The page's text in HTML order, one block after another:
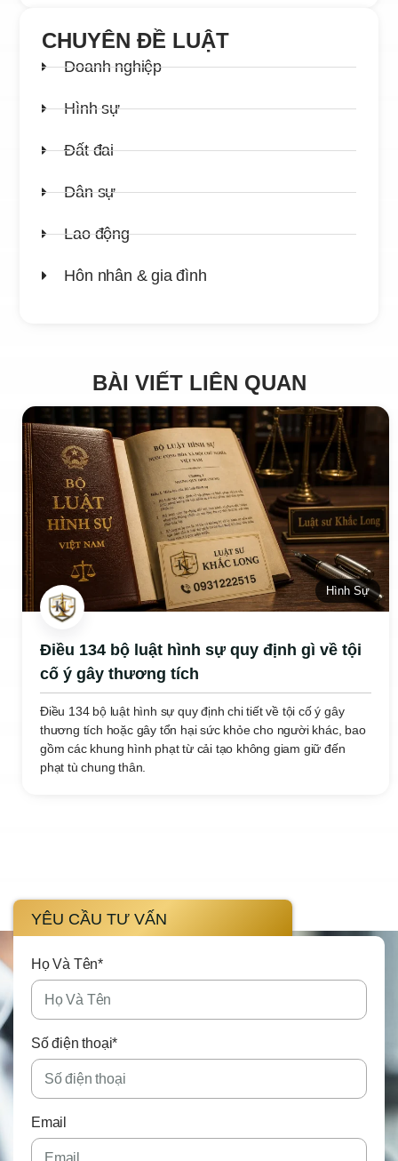
CHUYÊN ĐỀ LUẬT
Doanh nghiệp
Hình sự
Đất đai
Dân sự
Lao động
Hôn nhân & gia đình
BÀI VIẾT LIÊN QUAN
Hình Sự
Điều 134 bộ luật hình sự quy định gì về tội
cố ý gây thương tích
Điều 134 bộ luật hình sự quy định chi tiết về tội cố ý gây
thương tích hoặc gây tổn hại sức khỏe cho người khác, bao
gồm các khung hình phạt từ cải tạo không giam giữ đến
phạt tù chung thân.
YÊU CẦU TƯ VẤN
Họ Và Tên*
Số điện thoại*
Email